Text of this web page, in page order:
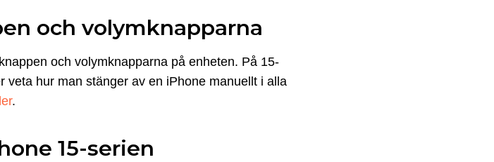
och volymknapparna
och volymknapparna på enheten. På 15-
hur man stänger av en iPhone manuellt i alla
.
15-serien